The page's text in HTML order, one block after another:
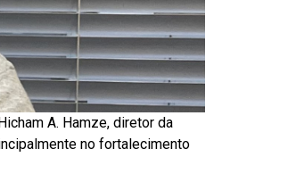
A. Hamze, diretor da
no fortalecimento